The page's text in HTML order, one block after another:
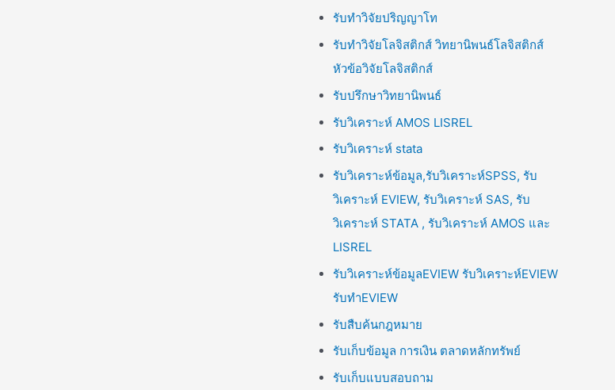
รับทำวิจัยปริญญาโท
รับทำวิจัยโลจิสติกส์ วิทยานิพนธ์โลจิสติกส์
หัวข้อวิจัยโลจิสติกส์
รับปรึกษาวิทยานิพนธ์
รับวิเคราะห์ AMOS LISREL
รับวิเคราะห์ stata
รับวิเคราะห์ข้อมูล,รับวิเคราะห์SPSS, รับ
วิเคราะห์ EVIEW, รับวิเคราะห์ SAS, รับ
วิเคราะห์ STATA , รับวิเคราะห์ AMOS และ
LISREL
รับวิเคราะห์ข้อมูลEVIEW รับวิเคราะห์EVIEW
รับทำEVIEW
รับสืบค้นกฎหมาย
รับเก็บข้อมูล การเงิน ตลาดหลักทรัพย์
รับเก็บแบบสอบถาม